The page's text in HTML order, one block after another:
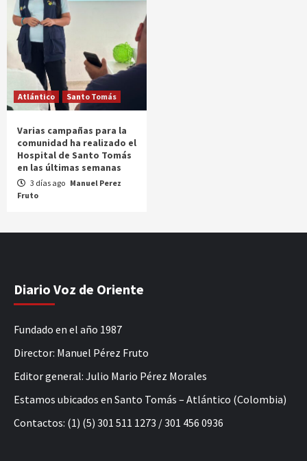
Atlántico Santo Tomás
Varias campañas para la
comunidad ha realizado el
Hospital de Santo Tomás
en las últimas semanas
3 días ago Manuel Perez
Fruto
Diario Voz de Oriente
Fundado en el año 1987
Director: Manuel Pérez Fruto
Editor general: Julio Mario Pérez Morales
Estamos ubicados en Santo Tomás – Atlántico (Colombia)
Contactos: (1) (5) 301 511 1273 / 301 456 0936